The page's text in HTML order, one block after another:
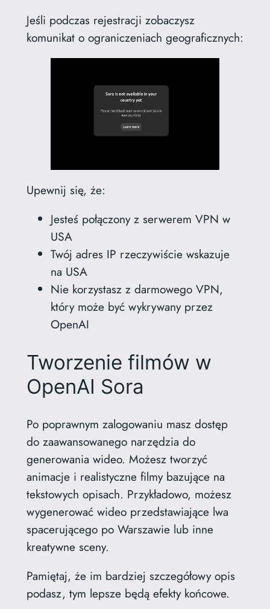
Jeśli podczas rejestracji zobaczysz
komunikat o ograniczeniach geograficznych:
Upewnij się, że:
Jesteś połączony z serwerem VPN w
USA
Twój adres IP rzeczywiście wskazuje
na USA
Nie korzystasz z darmowego VPN,
który może być wykrywany przez
OpenAI
Tworzenie filmów w
OpenAI Sora
Po poprawnym zalogowaniu masz dostęp
do zaawansowanego narzędzia do
generowania wideo. Możesz tworzyć
animacje i realistyczne filmy bazujące na
tekstowych opisach. Przykładowo, możesz
wygenerować wideo przedstawiające lwa
spacerującego po Warszawie lub inne
kreatywne sceny.
Pamiętaj, że im bardziej szczegółowy opis
podasz, tym lepsze będą efekty końcowe.